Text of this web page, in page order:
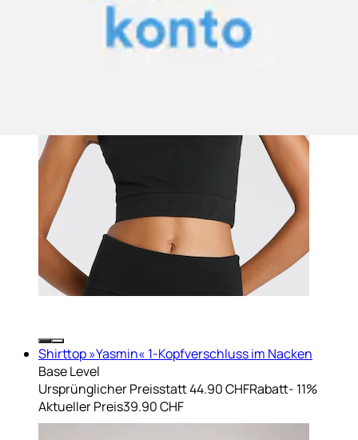
Shirttop »Yasmin« 1-Kopfverschluss im Nacken
Base Level
Ursprünglicher Preisstatt 44.90 CHFRabatt- 11%
Aktueller Preis39.90 CHF